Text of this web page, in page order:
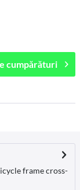
cumpărături
frame cross-